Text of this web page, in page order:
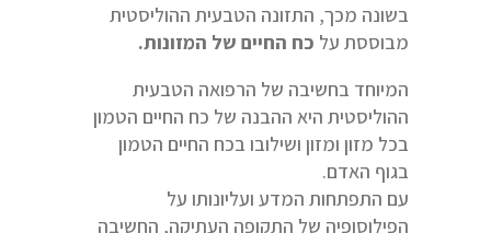
בשונה מכך, התזונה הטבעית ההוליסטית
מבוססת על כח החיים של המזונות.
המיוחד בחשיבה של הרפואה הטבעית
ההוליסטית היא ההבנה של כח החיים הטמון
בכל מזון ומזון ושילובו בכח החיים הטמון
בגוף האדם.
עם התפתחות המדע ועליונותו על
הפילוסופיה של התקופה העתיקה, החשיבה